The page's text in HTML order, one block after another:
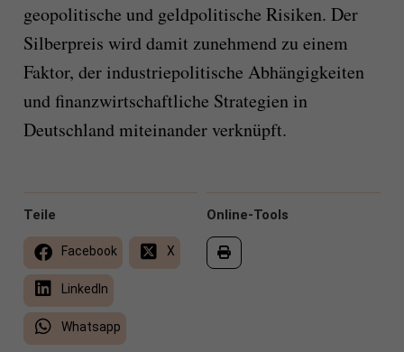
geopolitische und geldpolitische Risiken. Der
Silberpreis wird damit zunehmend zu einem
Faktor, der industriepolitische Abhängigkeiten
und finanzwirtschaftliche Strategien in
Deutschland miteinander verknüpft.
Online-Tools
Teile
Facebook X
LinkedIn
Whatsapp